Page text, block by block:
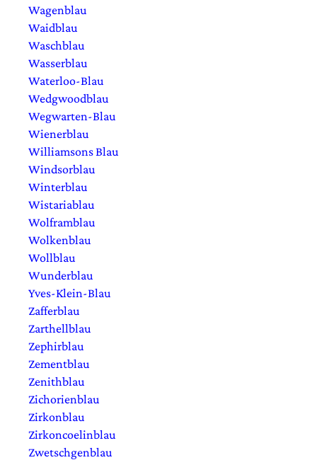
Wagenblau
Waidblau
Waschblau
Wasserblau
Waterloo-Blau
Wedgwoodblau
Wegwarten-Blau
Wienerblau
Williamsons Blau
Windsorblau
Winterblau
Wistariablau
Wolframblau
Wolkenblau
Wollblau
Wunderblau
Yves-Klein-Blau
Zafferblau
Zarthellblau
Zephirblau
Zementblau
Zenithblau
Zichorienblau
Zirkonblau
Zirkoncoelinblau
Zwetschgenblau